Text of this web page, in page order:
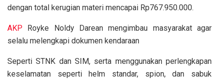
dengan total kerugian materi mencapai Rp767.950.000.
AKP Royke Noldy Darean mengimbau masyarakat agar
selalu melengkapi dokumen kendaraan
Seperti STNK dan SIM, serta menggunakan perlengkapan
keselamatan seperti helm standar, spion, dan sabuk